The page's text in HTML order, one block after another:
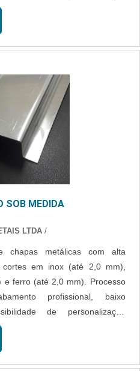
do cliente. Atendimento
ágeis e matéria-prima de alta
SOB MEDIDA
LTDA/
chapas metálicas com alta
cortes em inox (até 2,0 mm),
e ferro (até 2,0 mm). Processo
profissional, baixo
de personalização
do cliente. Atendimento
ágeis e matéria-prima de alta